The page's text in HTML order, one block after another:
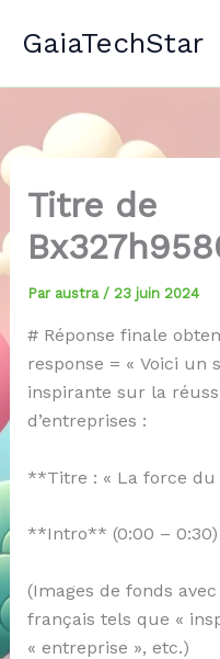
GaiaTechStar
Titre de
Par austra / 23 juin 2024
# Réponse finale
response = « Voici
inspirante sur la
d’entreprises :
**Titre : « La force du
**Intro** (0:00 – 0:30)
(Images de fonds
français tels que «
« entreprise », etc.)